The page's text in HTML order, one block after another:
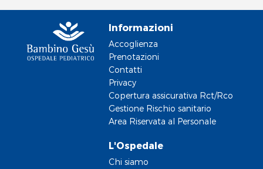
Informazioni
Accoglienza
Prenotazioni
Contatti
Privacy
Copertura assicurativa Rct/Rco
Gestione Rischio sanitario
Area Riservata al Personale
L'Ospedale
Chi siamo